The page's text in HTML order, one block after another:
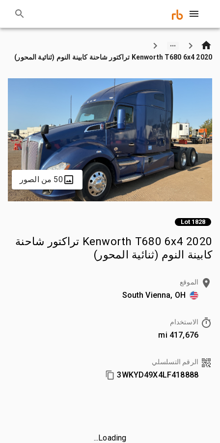
2020 Kenworth T680 6x4 تراكتور شاحنة كابينة النوم (ثنائية المحور)
50 من الصور
Lot 1828
2020 Kenworth T680 6x4 تراكتور شاحنة
كابينة النوم (ثنائية المحور)
الموقع
South Vienna, OH
الاستخدام
417,676 mi
الرقم التسلسلي
3WKYD49X4LF418888
Loading...